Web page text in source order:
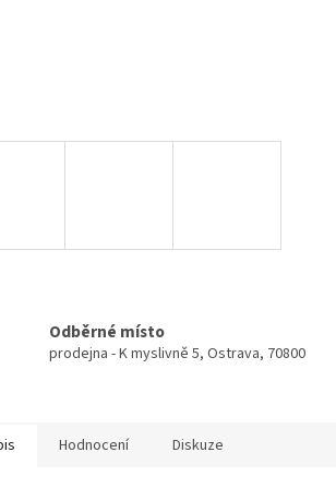
Odběrné místo
prodejna - K myslivně 5, Ostrava, 70800
Hodnocení Diskuze